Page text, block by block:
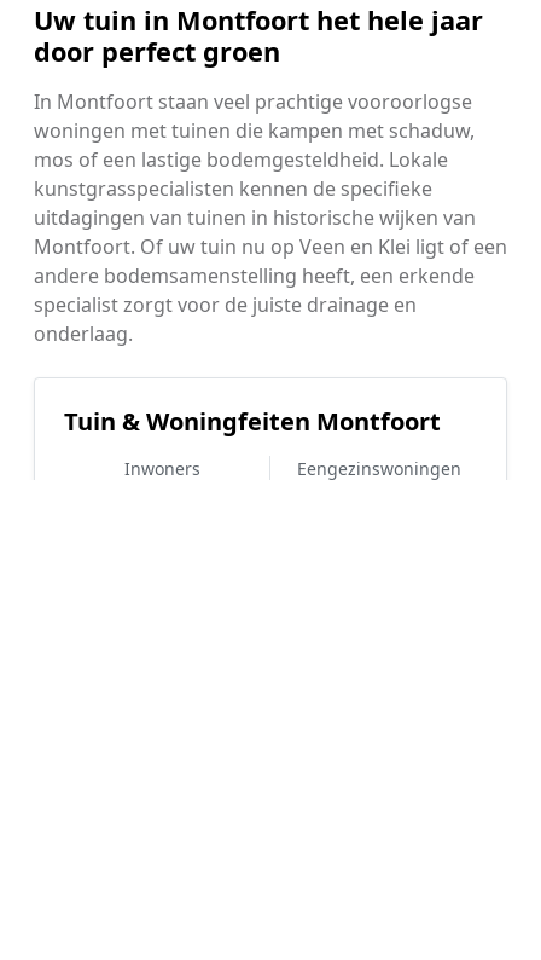
Uw tuin in Montfoort het hele jaar
door perfect groen
In Montfoort staan veel prachtige vooroorlogse
woningen met tuinen die kampen met schaduw,
mos of een lastige bodemgesteldheid. Lokale
kunstgrasspecialisten kennen de specifieke
uitdagingen van tuinen in historische wijken van
Montfoort. Of uw tuin nu op Veen en Klei ligt of een
andere bodemsamenstelling heeft, een erkende
specialist zorgt voor de juiste drainage en
onderlaag.
Tuin & Woningfeiten Montfoort
Inwoners Eengezinswoningen